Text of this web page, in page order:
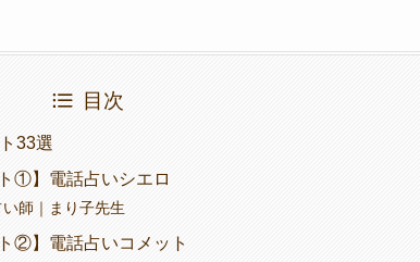
目次
33選
①】電話占いシエロ
師｜まり子先生
②】電話占いコメット